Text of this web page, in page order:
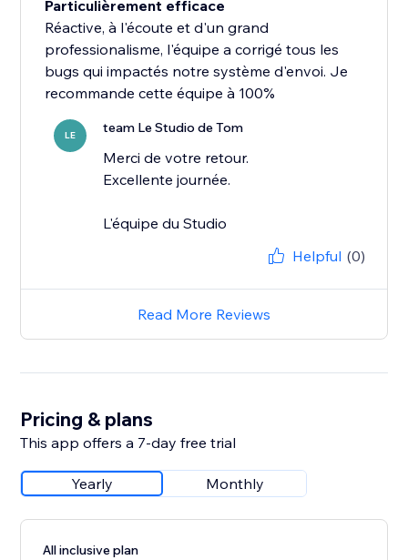
Particulièrement efficace
Réactive, à l'écoute et d'un grand
professionalisme, l'équipe a corrigé tous les
bugs qui impactés notre système d'envoi. Je
recommande cette équipe à 100%
LE team Le Studio de Tom
Merci de votre retour.
Excellente journée.
L'équipe du Studio
Helpful (0)
Read More Reviews
Pricing & plans
This app offers a 7-day free trial
Yearly Monthly
All inclusive plan